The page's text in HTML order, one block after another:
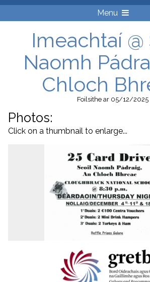
Menu
Imeachtaí
Naomh
Chloch
Foilsithe ar 05/12/2025
Photos:
Click on a thumbnail to enlarge...